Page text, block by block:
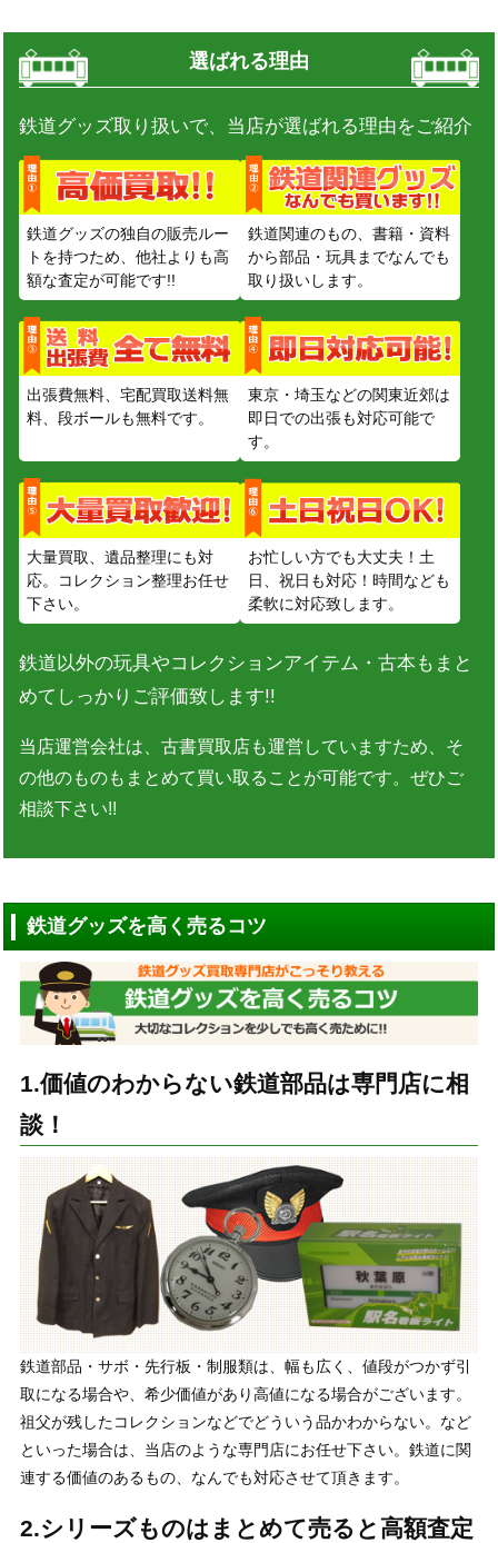
選ばれる理由
鉄道グッズ取り扱いで、当店が選ばれる理由をご紹介
鉄道グッズの独自の販売ルー
トを持つため、他社よりも高
額な査定が可能です!!
鉄道関連のもの、書籍・資料
から部品・玩具までなんでも
取り扱いします。
出張費無料、宅配買取送料無
料、段ボールも無料です。
東京・埼玉などの関東近郊は
即日での出張も対応可能で
す。
大量買取、遺品整理にも対
応。コレクション整理お任せ
下さい。
お忙しい方でも大丈夫！土
日、祝日も対応！時間なども
柔軟に対応致します。
鉄道以外の玩具やコレクションアイテム・古本もまと
めてしっかりご評価致します!!
当店運営会社は、古書買取店も運営していますため、そ
の他のものもまとめて買い取ることが可能です。ぜひご
相談下さい!!
鉄道グッズを高く売るコツ
1.価値のわからない鉄道部品は専門店に相
談！
鉄道部品・サボ・先行板・制服類は、幅も広く、値段がつかず引
取になる場合や、希少価値があり高値になる場合がございます。
祖父が残したコレクションなどでどういう品かわからない。など
といった場合は、当店のような専門店にお任せ下さい。鉄道に関
連する価値のあるもの、なんでも対応させて頂きます。
2.シリーズものはまとめて売ると高額査定